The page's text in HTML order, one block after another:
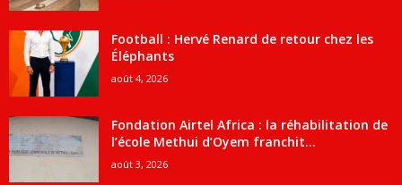
Football : Hervé Renard de retour chez les
Éléphants
août 4, 2026
Fondation Airtel Africa : la réhabilitation de
l’école Methui d’Oyem franchit...
août 3, 2026